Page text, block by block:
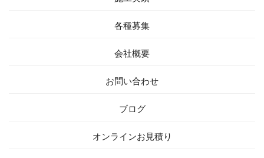
各種募集
会社概要
お問い合わせ
ブログ
オンラインお見積り